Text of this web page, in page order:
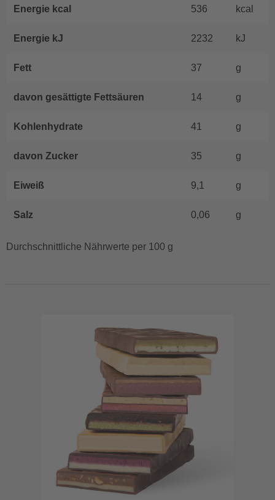
Energie kcal 536 kcal
Energie kJ 2232 kJ
Fett 37 g
davon gesättigte Fettsäuren 14 g
Kohlenhydrate 41 g
davon Zucker 35 g
Eiweiß 9,1 g
Salz 0,06 g
Durchschnittliche Nährwerte per 100 g